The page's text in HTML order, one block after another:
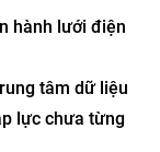
hành lưới điện
tâm dữ liệu
lực chưa từng